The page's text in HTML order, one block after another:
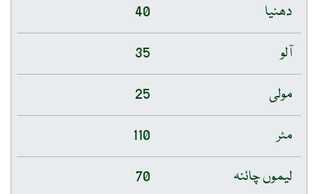
دھنیا
40
آلو
35
مولی
25
مٹر
110
لیموں چائنہ
70